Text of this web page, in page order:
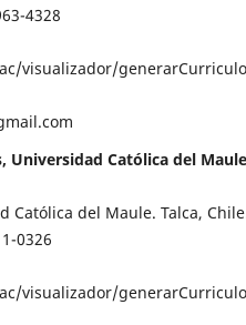
4328
visualizador/
Universidad Católica del
Católica del Maule. Talca,
0326
visualizador/